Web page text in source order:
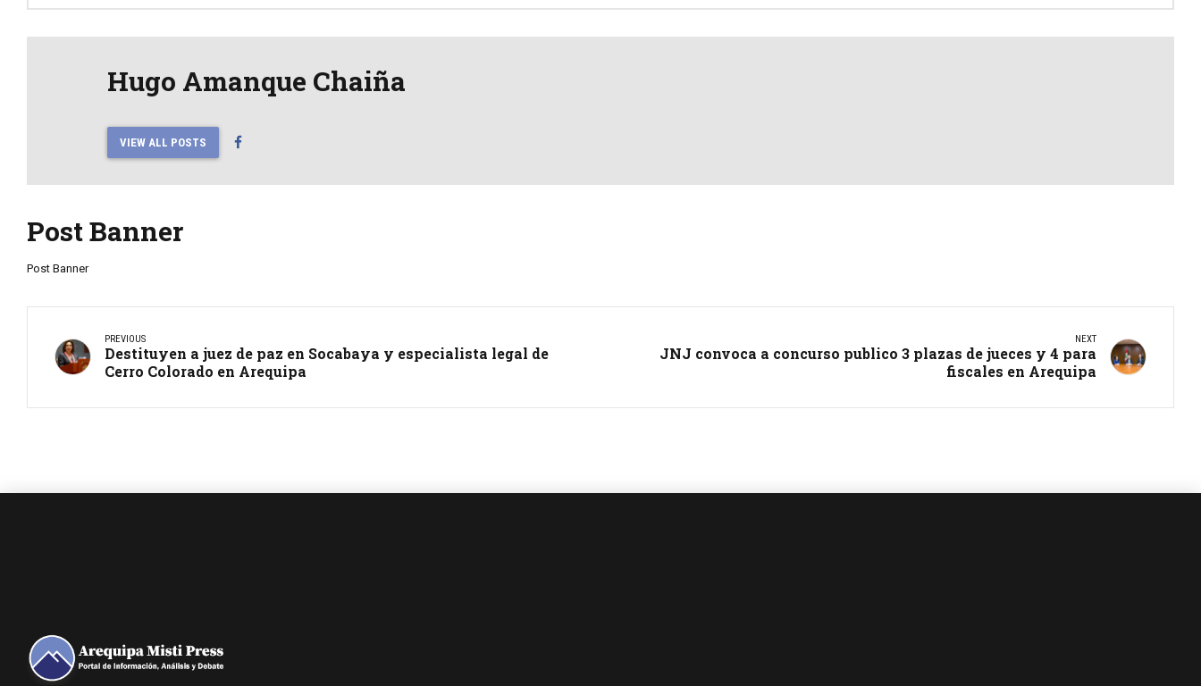
Hugo Amanque Chaiña
VIEW ALL POSTS
Post Banner
Post Banner
PREVIOUS
Destituyen a juez de paz en Socabaya y especialista legal de
Cerro Colorado en Arequipa
NEXT
JNJ convoca a concurso publico 3 plazas de jueces y 4 para
fiscales en Arequipa